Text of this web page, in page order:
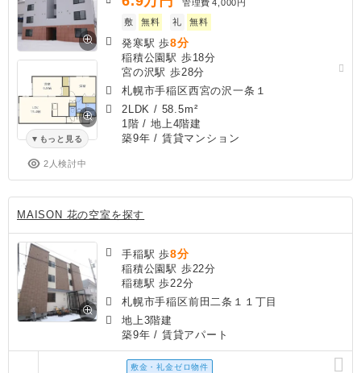
もっと見る
2人検討中
管理費 4,000円
敷
無料 礼 無料
発寒駅 歩8分
稲積公園駅 歩18分
宮の沢駅 歩28分
札幌市手稲区西宮の沢一条１
2LDK / 58.5m²
1階 / 地上4階建
築9年 / 賃貸マンション
MAISON 花の空室を探す
手稲駅 歩8分
稲積公園駅 歩22分
稲穂駅 歩22分
札幌市手稲区前田二条１１丁目
地上3階建
築9年 / 賃貸アパート
敷金・礼金ゼロ物件